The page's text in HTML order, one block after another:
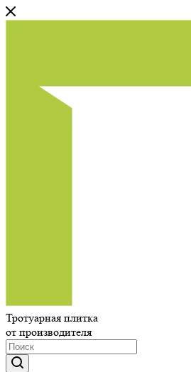
Тротуарная плитка
от производителя